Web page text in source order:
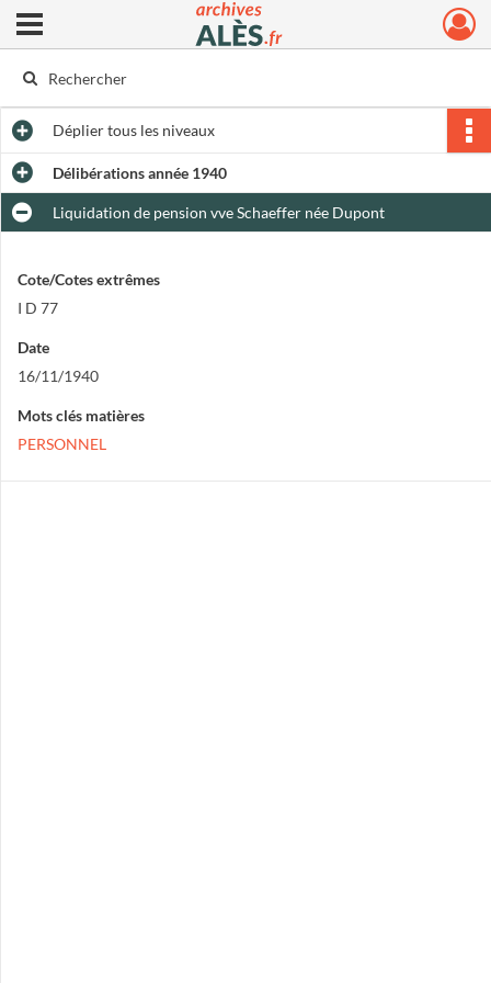
Archives municipales d'Alès
Ouvrir le menu déroulant
Dépliertous les niveaux
Délibérations année 1940
Liquidation de pension vve Schaeffer née Dupont
Cote/Cotes extrêmes
I D 77
Date
16/11/1940
Mots clés matières
PERSONNEL